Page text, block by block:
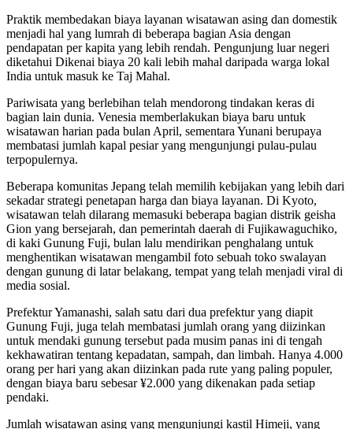
Praktik membedakan biaya layanan wisatawan asing dan domestik
menjadi hal yang lumrah di beberapa bagian Asia dengan
pendapatan per kapita yang lebih rendah. Pengunjung luar negeri
diketahui Dikenai biaya 20 kali lebih mahal daripada warga lokal
India untuk masuk ke Taj Mahal.
Pariwisata yang berlebihan telah mendorong tindakan keras di
bagian lain dunia. Venesia memberlakukan biaya baru untuk
wisatawan harian pada bulan April, sementara Yunani berupaya
membatasi jumlah kapal pesiar yang mengunjungi pulau-pulau
terpopulernya.
Beberapa komunitas Jepang telah memilih kebijakan yang lebih dari
sekadar strategi penetapan harga dan biaya layanan. Di Kyoto,
wisatawan telah dilarang memasuki beberapa bagian distrik geisha
Gion yang bersejarah, dan pemerintah daerah di Fujikawaguchiko,
di kaki Gunung Fuji, bulan lalu mendirikan penghalang untuk
menghentikan wisatawan mengambil foto sebuah toko swalayan
dengan gunung di latar belakang, tempat yang telah menjadi viral di
media sosial.
Prefektur Yamanashi, salah satu dari dua prefektur yang diapit
Gunung Fuji, juga telah membatasi jumlah orang yang diizinkan
untuk mendaki gunung tersebut pada musim panas ini di tengah
kekhawatiran tentang kepadatan, sampah, dan limbah. Hanya 4.000
orang per hari yang akan diizinkan pada rute yang paling populer,
dengan biaya baru sebesar ¥2.000 yang dikenakan pada setiap
pendaki.
Jumlah wisatawan asing yang mengunjungi kastil Himeji, yang